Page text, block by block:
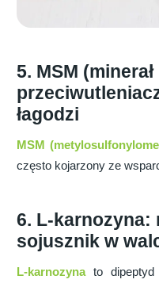
5. MSM
łagodzi
MSM
często kojarzony ze
6. L-karnozyna:
sojusznik w
L-karnozynato dipeptyd